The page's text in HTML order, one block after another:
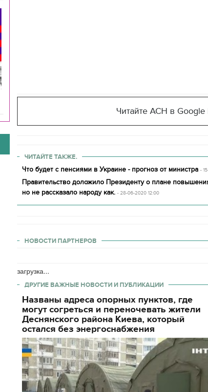
Читайте АСН в Google
ЧИТАЙТЕ ТАКЖЕ.
Что будет с пенсиями в Украине - прогноз от министра -
Правительство доложило Президенту о плане
но не рассказало народу как. - 28-06-2020 12:00
НОВОСТИ ПАРТНЕРОВ
загрузка...
ДРУГИЕ ВАЖНЫЕ НОВОСТИ И ПУБЛИКАЦИИ
Названы адреса опорных пунктов, где
могут согреться и переночевать жители
Деснянского района Киева, который
остался без энергоснабжения